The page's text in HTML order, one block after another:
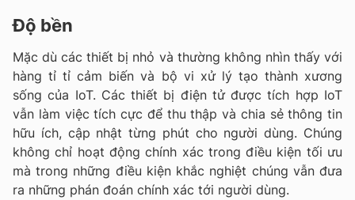
Độ bền
Mặc dù các thiết bị nhỏ và thường không nhìn thấy với
hàng tỉ tỉ cảm biến và bộ vi xử lý tạo thành xương
sống của IoT. Các thiết bị điện tử được tích hợp IoT
vẫn làm việc tích cực để thu thập và chia sẻ thông tin
hữu ích, cập nhật từng phút cho người dùng. Chúng
không chỉ hoạt động chính xác trong điều kiện tối ưu
mà trong những điều kiện khắc nghiệt chúng vẫn đưa
ra những phán đoán chính xác tới người dùng.